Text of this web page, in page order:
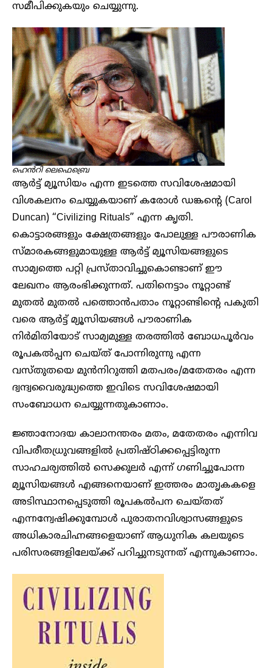
സമീപിക്കുകയും ചെയ്യുന്നു.
ഹെൻറി ലെഫെബ്രെ
ആർട്ട് മ്യൂസിയം എന്ന ഇടത്തെ സവിശേഷമായി
വിശകലനം ചെയ്യുകയാണ് കരോൾ ഡങ്കന്റെ (Carol
Duncan) “Civilizing Rituals” എന്ന കൃതി.
കൊട്ടാരങ്ങളും ക്ഷേത്രങ്ങളും പോലുള്ള പൗരാണിക
സ്മാരകങ്ങളുമായുള്ള ആർട്ട് മ്യൂസിയങ്ങളുടെ
സാമ്യത്തെ പറ്റി പ്രസ്താവിച്ചുകൊണ്ടാണ് ഈ
ലേഖനം ആരംഭിക്കുന്നത്. പതിനെട്ടാം നൂറ്റാണ്ട്
മുതൽ മുതൽ പത്തൊൻപതാം നൂറ്റാണ്ടിന്റെ പകുതി
വരെ ആർട്ട് മ്യൂസിയങ്ങൾ പൗരാണിക
നിർമിതിയോട് സാമ്യമുള്ള തരത്തിൽ ബോധപൂർവം
രൂപകൽപ്പന ചെയ്ത് പോന്നിരുന്നു എന്ന
വസ്തുതയെ മുൻനിറുത്തി മതപരം/മതേതരം എന്ന
ദ്വന്ദ്വവൈരുദ്ധ്യത്തെ ഇവിടെ സവിശേഷമായി
സംബോധന ചെയ്യുന്നതുകാണാം.
ജ്ഞാനോദയ കാലാനന്തരം മതം, മതേതരം എന്നിവ
വിപരീതധ്രുവങ്ങളിൽ പ്രതിഷ്ഠിക്കപ്പെട്ടിരുന്ന
സാഹചര്യത്തിൽ സെക്കുലർ എന്ന് ഗണിച്ചുപോന്ന
മ്യൂസിയങ്ങൾ എങ്ങനെയാണ് ഇത്തരം മാതൃകകളെ
അടിസ്ഥാനപ്പെടുത്തി രൂപകൽപന ചെയ്തത്
എന്നന്വേഷിക്കുമ്പോൾ പുരാതനവിശ്വാസങ്ങളുടെ
അധികാരചിഹ്നങ്ങളെയാണ് ആധുനിക കലയുടെ
പരിസരങ്ങളിലേയ്ക്ക് പറിച്ചുനടുന്നത് എന്നുകാണാം.